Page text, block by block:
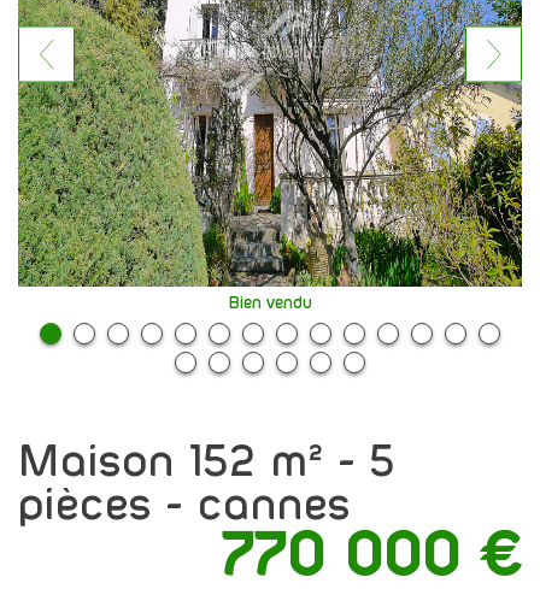
Bien vendu
maison 152 m² - 5
pièces - cannes
770 000 €